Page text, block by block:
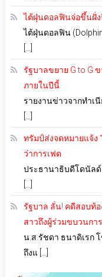
ไต้ฝุ่นดอลฟินจ่อขึ้นฝั่
ไต้ฝุ่นดอลฟิน
รัฐบาลขยาย G to G
ภายในปีนี้
รายงานข่าวจากทำเ
ทรัมป์ส่งจดหมายแจ้ง
ว่าการเฟด
ประธานาธิบดีโดนัลด์
รัฐบาล ลั่น! คดีสอบท้
สาวถึงผู้ร่วมขบวนกา
น.ส.รัชดา ธนาดิเรก
ถึงแ […]